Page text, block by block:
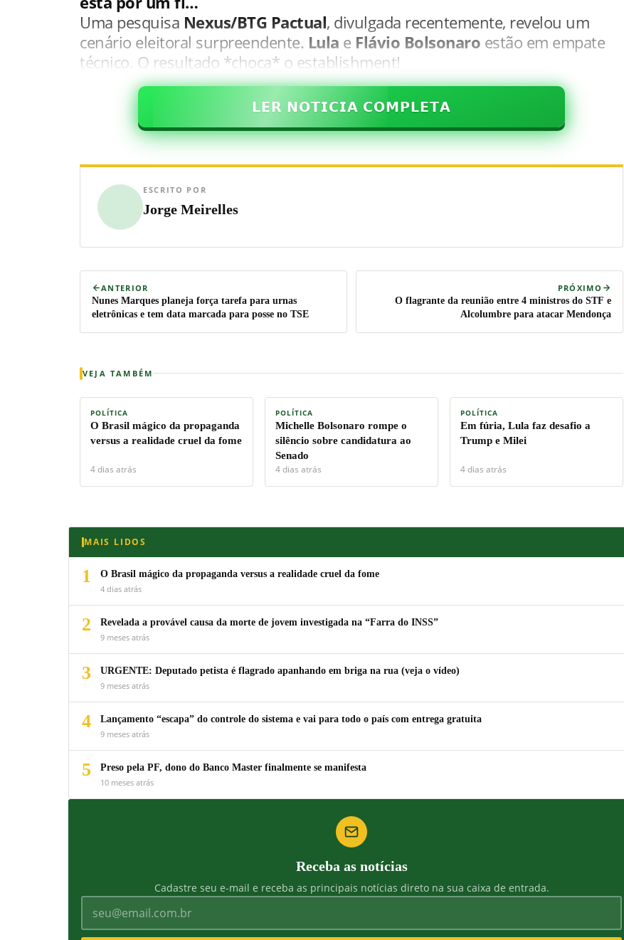
Uma pesquisa Nexus/BTG Pactual, divulgada recentemente, revelou um
cenário eleitoral surpreendente. Lula e Flávio Bolsonaro estão em empate
técnico. O resultado *choca* o establishment!
𝗟𝗘𝗥 𝗡𝗢𝗧𝗜𝗖𝗜𝗔 𝗖𝗢𝗠𝗣𝗟𝗘𝗧𝗔
ESCRITO POR
Jorge Meirelles
ANTERIOR
Nunes Marques planeja força tarefa para urnas
eletrônicas e tem data marcada para posse no TSE
PRÓXIMO
O flagrante da reunião entre 4 ministros do STF e
Alcolumbre para atacar Mendonça
VEJA TAMBÉM
POLÍTICA
O Brasil mágico da propaganda
versus a realidade cruel da fome
4 dias atrás
POLÍTICA
Michelle Bolsonaro rompe o
silêncio sobre candidatura ao
Senado
4 dias atrás
POLÍTICA
Em fúria, Lula faz desafio a
Trump e Milei
4 dias atrás
MAIS LIDOS
1
O Brasil mágico da propaganda versus a realidade cruel da fome
4 dias atrás
2
Revelada a provável causa da morte de jovem investigada na “Farra do INSS”
9 meses atrás
3
URGENTE: Deputado petista é flagrado apanhando em briga na rua (veja o vídeo)
9 meses atrás
4
Lançamento “escapa” do controle do sistema e vai para todo o país com entrega gratuita
9 meses atrás
5
Preso pela PF, dono do Banco Master finalmente se manifesta
10 meses atrás
Receba as notícias
Cadastre seu e-mail e receba as principais notícias direto na sua caixa de entrada.